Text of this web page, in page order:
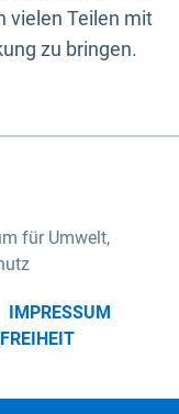
vielen Teilen mit
zu bringen.
für Umwelt,
IMPRESSUM